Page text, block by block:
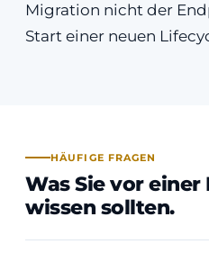
Migration nicht der
Start einer neuen
HÄUFIGE FRAGEN
Was Sie vor
wissen sollten.